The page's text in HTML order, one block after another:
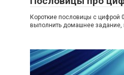
Короткие пословицы с цифрой
выполнить домашнее задание,